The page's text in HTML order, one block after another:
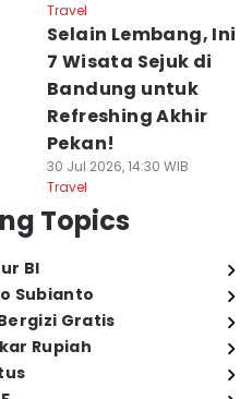
Travel
Selain Lembang, Ini
7 Wisata Sejuk di
Bandung untuk
Refreshing Akhir
Pekan!
30 Jul 2026, 14:30 WIB
Travel
Topics
BI
Subianto
Gratis
Rupiah